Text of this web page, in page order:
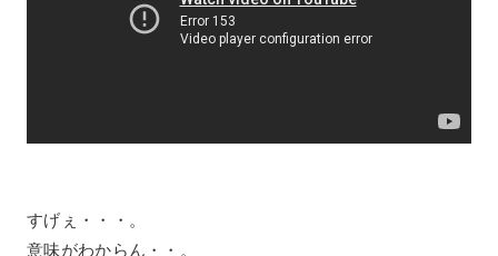
すげぇ・・・。
意味がわからん・・。